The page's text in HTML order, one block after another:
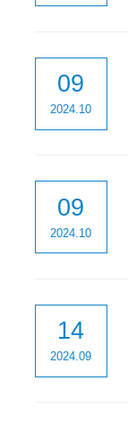
09
2024.10
09
2024.10
14
2024.09